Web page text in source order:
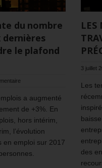
du nombre
dernières
le plafond
a augmenté
de +3%. En
hors intérim,
l’évolution
en emploi sur 2017
LES
3 juillet
Les
des